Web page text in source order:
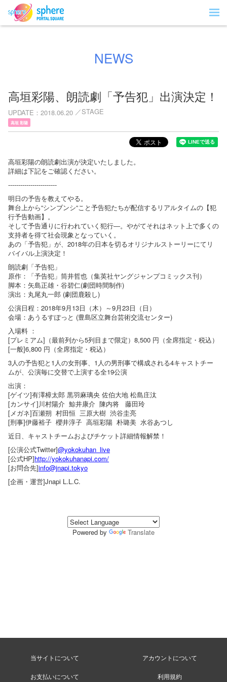
NEWS
高垣彩陽、朗読劇「予告犯」出演決定！
UPDATE 2018.06.20 STAGE
高垣 彩陽
高垣彩陽の朗読劇出演が決定いたしました。
詳細は下記をご確認ください。
------------------------
明日の予告を教えてやる。
舞台上から“シンブンシ“こと予告犯たちが配信するリアルタイムの【犯
行予告動画】。
そして予告通りに行われていく犯行―。やがてそれはネット上で多くの
支持者を得て社会現象となっていく。
あの「予告犯」が、2018年の日本を切るオリジナルストーリーにてリ
バイバル上演決定！
朗読劇「予告犯」
原作：「予告犯」筒井哲也（集英社ヤングジャンプコミックス刊）
脚本：矢島正雄・谷碧仁(劇団時間制作)
演出：丸尾丸一郎 (劇団鹿殺し)
公演日程：2018年9月13日（木）～9月23日（日）
会場：あうるすぽっと (豊島区立舞台芸術交流センター)
入場料 ：
[プレミアム]（最前列から5列目まで限定）8,500 円（全席指定・税込）
[一般]6,800 円（全席指定・税込）
3人の予告犯と1人の女刑事、1人の男刑事で構成される4キャストチー
ムが、公演毎に交替で上演する全19公演
出演：
[ゲイツ]有澤樟太郎 黒羽麻璃央 佐伯大地 松島庄汰
[カンサイ]川村陽介 鯨井康介 陳内将 藤田玲
[メガネ]百瀬朔 村田恒 三原大樹 渋谷圭亮
[刑事]伊藤裕子 櫻井淳子 高垣彩陽 朴璐美 水谷あつし
近日、キャストチームおよびチケット詳細情報解禁！
[公演公式Twitter]@yokokuhan_live
[公式HP]http://yokokuhanapi.com/
[お問合先]info@jnapi.tokyo
[企画・運営]Jnapi L.L.C.
Powered by Translate
当サイトについて アカウントについて
お支払いについて 利用規約